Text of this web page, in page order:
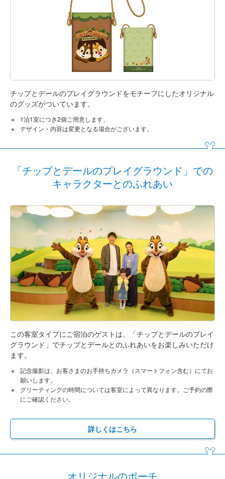
チップとデールのプレイグラウンドをモチーフにしたオリジナル
のグッズがついています。
1泊1室につき2個ご用意します。
デザイン・内容は変更となる場合がございます。
「チップとデールのプレイグラウンド」での
キャラクターとのふれあい
この客室タイプにご宿泊のゲストは、「チップとデールのプレイ
グラウンド」でチップとデールとのふれあいをお楽しみいただけ
ます。
記念撮影は、お客さまのお手持ちカメラ（スマートフォン含む）にてお
願いします。
グリーティングの時間については客室によって異なります。ご予約の際
にご確認ください。
詳しくはこちら
オリジナルのポーチ